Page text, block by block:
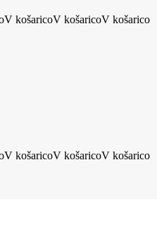
V košaricoV košaricoV košarico
V košaricoV košaricoV košarico